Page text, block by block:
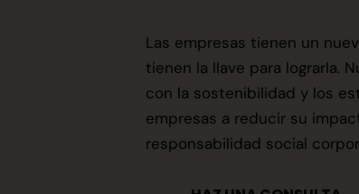
Las empresas tienen un
tienen la llave para lograrla.
con la sostenibilidad y los
empresas a reducir su
responsabilidad social